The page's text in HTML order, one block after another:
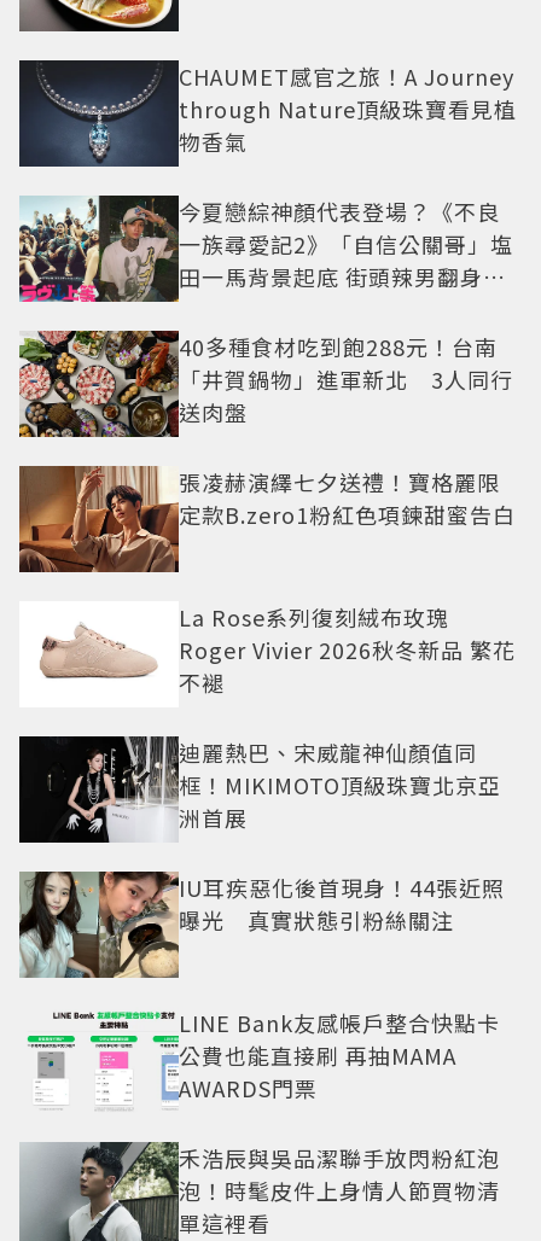
CHAUMET感官之旅！A Journey
through Nature頂級珠寶看見植
物香氣
今夏戀綜神顏代表登場？《不良
一族尋愛記2》「自信公關哥」塩
田一馬背景起底 街頭辣男翻身當
40多種食材吃到飽288元！台南
「井賀鍋物」進軍新北 3人同行
送肉盤
張凌赫演繹七夕送禮！寶格麗限
定款B.zero1粉紅色項鍊甜蜜告白
La Rose系列復刻絨布玫瑰
Roger Vivier 2026秋冬新品 繁花
不褪
迪麗熱巴、宋威龍神仙顏值同
框！MIKIMOTO頂級珠寶北京亞
洲首展
IU耳疾惡化後首現身！44張近照
曝光 真實狀態引粉絲關注
LINE Bank友感帳戶整合快點卡
公費也能直接刷 再抽MAMA
AWARDS門票
禾浩辰與吳品潔聯手放閃粉紅泡
泡！時髦皮件上身情人節買物清
單這裡看